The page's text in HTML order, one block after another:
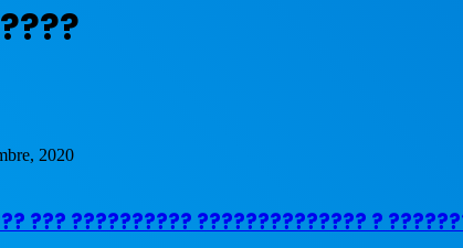
2020
??? ?????????? ?????????????? ?